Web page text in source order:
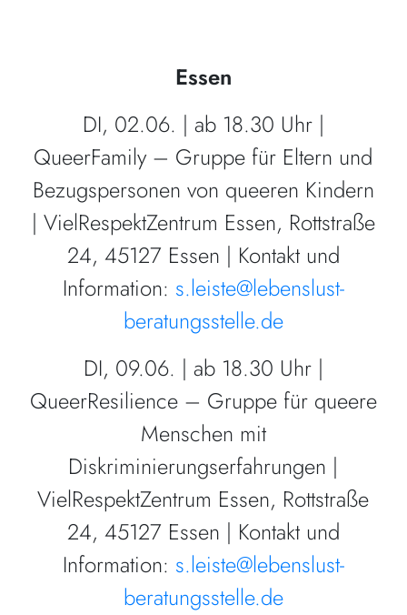
Essen
DI, 02.06. | ab 18.30 Uhr |
QueerFamily – Gruppe für Eltern und
Bezugspersonen von queeren Kindern
| VielRespektZentrum Essen, Rottstraße
24, 45127 Essen | Kontakt und
Information: s.leiste@lebenslust-
beratungsstelle.de
DI, 09.06. | ab 18.30 Uhr |
QueerResilience – Gruppe für queere
Menschen mit
Diskriminierungserfahrungen |
VielRespektZentrum Essen, Rottstraße
24, 45127 Essen | Kontakt und
Information: s.leiste@lebenslust-
beratungsstelle.de